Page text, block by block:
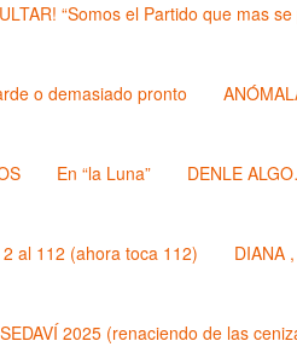
“Somos el Partido que mas
o demasiado pronto
En “la Luna” DENLE
al 112 (ahora toca 112) DIANA
2025 (renaciendo de las